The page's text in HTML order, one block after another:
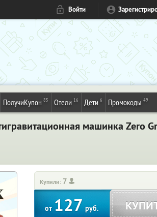
Войти
ПолучиКупон 85 Отели 16 Дети 6 Промокоды 49
машинка Zero
Купили: 7
от127руб.